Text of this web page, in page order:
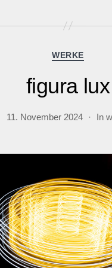
WERKE
figura lux
11. November 2024 In